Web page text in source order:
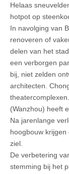
Helaas
hotpot op
In navolging van
renoveren of
delen van het
een verborgen
bij, niet zelden
architecten.
(Wanzhou) heeft
Na jarenlange
hoogbouw
ziel.
De verbetering
stemming bij het